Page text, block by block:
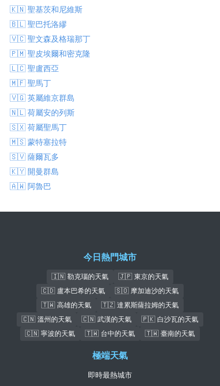
🇰🇳 聖基茨和尼維斯
🇧🇱 聖巴托洛繆
🇻🇨 聖文森及格瑞那丁
🇵🇲 聖皮埃爾和密克隆
🇱🇨 聖盧西亞
🇲🇫 聖馬丁
🇻🇬 英屬維京群島
🇳🇱 荷屬安的列斯
🇸🇽 荷屬聖馬丁
🇲🇸 蒙特塞拉特
🇸🇻 薩爾瓦多
🇰🇾 開曼群島
🇦🇼 阿魯巴
今日熱門城市
🇮🇳 勒克瑙的天氣
🇯🇵 東京的天氣
🇨🇩 盧本巴希的天氣
🇸🇴 摩加迪沙的天氣
🇹🇼 高雄的天氣
🇹🇿 達累斯薩拉姆的天氣
🇨🇳 溫州的天氣
🇨🇳 武漢的天氣
🇵🇰 白沙瓦的天氣
🇨🇳 寧波的天氣
🇹🇼 台中的天氣 🇹🇼 臺南的天氣
極端天氣
即時最熱城市